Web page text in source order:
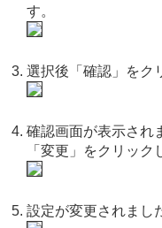
す。
選択後「確認」をク
確認画面が表示され
「変更」をクリック
設定が変更されまし